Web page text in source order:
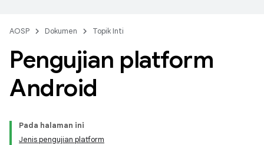
AOSP Dokumen Topik Inti
Pengujian platform
Android
Pada halaman ini
Jenis pengujian platform